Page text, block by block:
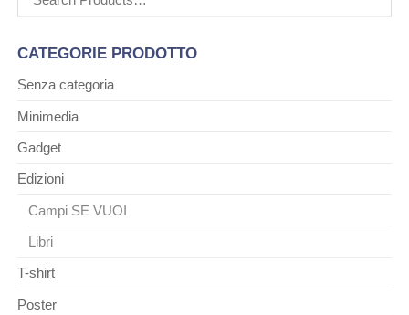
CATEGORIE PRODOTTO
Senza categoria
Minimedia
Gadget
Edizioni
Campi SE VUOI
Libri
T-shirt
Poster